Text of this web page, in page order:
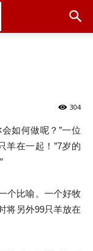
304
如何做呢？”一位
羊在一起！”7岁的
个比喻。一个好牧
将另外99只羊放在